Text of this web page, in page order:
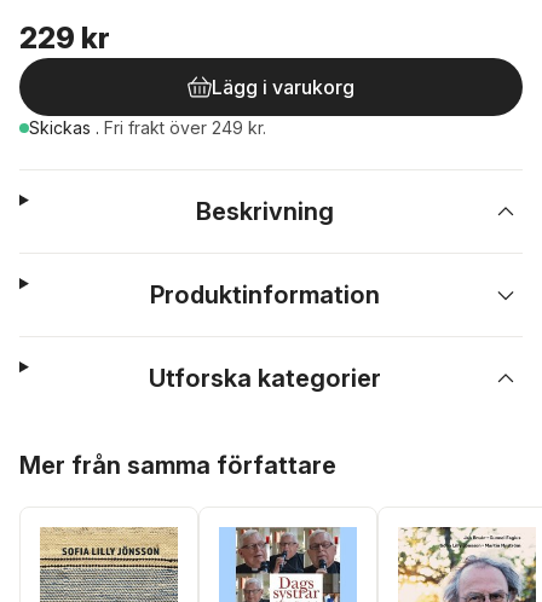
229 kr
Lägg i varukorg
Skickas . Fri frakt över 249 kr.
Beskrivning
Produktinformation
Utforska kategorier
Mer från samma författare